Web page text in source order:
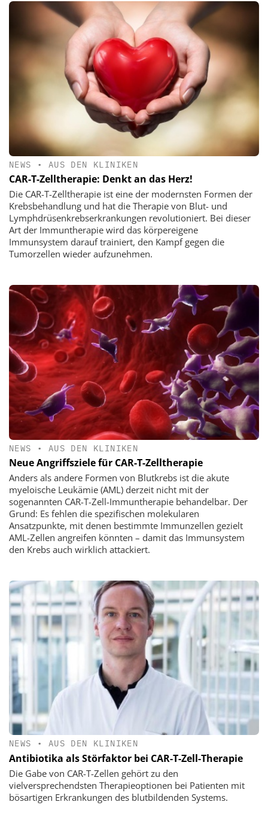
NEWS • AUS DEN KLINIKEN
CAR-T-Zelltherapie: Denkt an das Herz!
Die CAR-T-Zelltherapie ist eine der modernsten Formen der
Krebsbehandlung und hat die Therapie von Blut- und
Lymphdrüsenkrebserkrankungen revolutioniert. Bei dieser
Art der Immuntherapie wird das körpereigene
Immunsystem darauf trainiert, den Kampf gegen die
Tumorzellen wieder aufzunehmen.
NEWS • AUS DEN KLINIKEN
Neue Angriffsziele für CAR-T-Zelltherapie
Anders als andere Formen von Blutkrebs ist die akute
myeloische Leukämie (AML) derzeit nicht mit der
sogenannten CAR-T-Zell-Immuntherapie behandelbar. Der
Grund: Es fehlen die spezifischen molekularen
Ansatzpunkte, mit denen bestimmte Immunzellen gezielt
AML-Zellen angreifen könnten – damit das Immunsystem
den Krebs auch wirklich attackiert.
NEWS • AUS DEN KLINIKEN
Antibiotika als Störfaktor bei CAR-T-Zell-Therapie
Die Gabe von CAR-T-Zellen gehört zu den
vielversprechendsten Therapieoptionen bei Patienten mit
bösartigen Erkrankungen des blutbildenden Systems.